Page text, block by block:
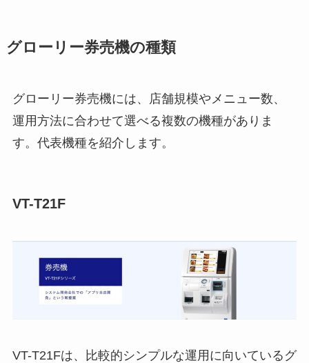
グローリー券売機の種類
グローリー券売機には、店舗規模やメニュー数、
運用方法に合わせて選べる複数の機種がありま
す。代表機種を紹介します。
VT-T21F
VT-T21Fは、比較的シンプルな運用に向いているグ